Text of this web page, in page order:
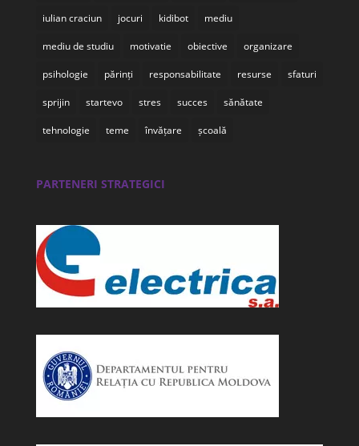
iulian craciun jocuri kidibot mediu
mediu de studiu motivatie obiective organizare
psihologie părinți responsabilitate resurse sfaturi
sprijin startevo stres succes sănătate
tehnologie teme învățare școală
PARTENERI STRATEGICI